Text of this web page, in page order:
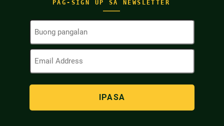
PAG-SIGN UP SA NEWSLETTER
Buong
(Kinakailangan)
Email
(Kinakailangan)